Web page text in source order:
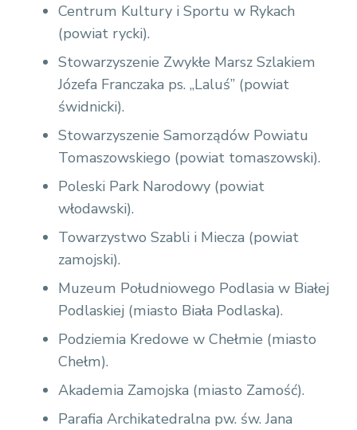
Centrum Kultury i Sportu w Rykach
(powiat rycki).
Stowarzyszenie Zwykłe Marsz Szlakiem
Józefa Franczaka ps. „Laluś” (powiat
świdnicki).
Stowarzyszenie Samorządów Powiatu
Tomaszowskiego (powiat tomaszowski).
Poleski Park Narodowy (powiat
włodawski).
Towarzystwo Szabli i Miecza (powiat
zamojski).
Muzeum Południowego Podlasia w Białej
Podlaskiej (miasto Biała Podlaska).
Podziemia Kredowe w Chełmie (miasto
Chełm).
Akademia Zamojska (miasto Zamość).
Parafia Archikatedralna pw. św. Jana